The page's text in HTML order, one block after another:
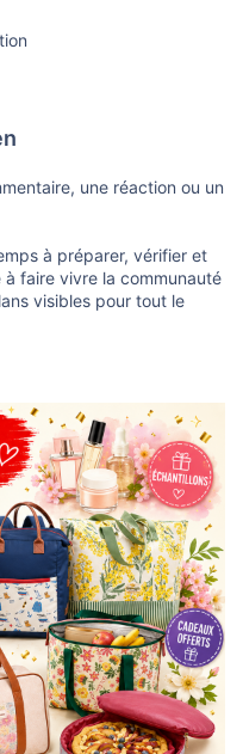
une réaction ou un
à préparer, vérifier et
faire vivre la communauté
visibles pour tout le